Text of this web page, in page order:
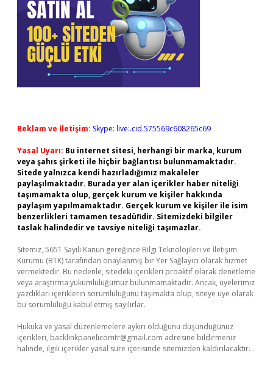
Reklam ve İletişim: Skype: live:.cid.575569c608265c69
Yasal Uyarı: Bu internet sitesi, herhangi bir marka, kurum
veya şahıs şirketi ile hiçbir bağlantısı bulunmamaktadır.
Sitede yalnızca kendi hazırladığımız makaleler
paylaşılmaktadır. Burada yer alan içerikler haber niteliği
taşımamakta olup, gerçek kurum ve kişiler hakkında
paylaşım yapılmamaktadır. Gerçek kurum ve kişiler ile isim
benzerlikleri tamamen tesadüfidir. Sitemizdeki bilgiler
taslak halindedir ve tavsiye niteliği taşımazlar.
Sitemiz, 5651 Sayılı Kanun gereğince Bilgi Teknolojileri ve İletişim
Kurumu (BTK) tarafından onaylanmış bir Yer Sağlayıcı olarak hizmet
vermektedir. Bu nedenle, sitedeki içerikleri proaktif olarak denetleme
veya araştırma yükümlülüğümüz bulunmamaktadır. Ancak, üyelerimiz
yazdıkları içeriklerin sorumluluğunu taşımakta olup, siteye üye olarak
bu sorumluluğu kabul etmiş sayılırlar.
Hukuka ve yasal düzenlemelere aykırı olduğunu düşündüğünüz
içerikleri, backlinkpanelicomtr@gmail.com adresine bildirmeniz
halinde, ilgili içerikler yasal süre içerisinde sitemizden kaldırılacaktır.